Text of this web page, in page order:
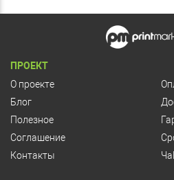
ПРОЕКТ
О проекте
Блог
Полезное
Соглашение
Контакты